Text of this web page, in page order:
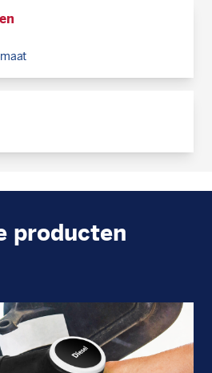
producten